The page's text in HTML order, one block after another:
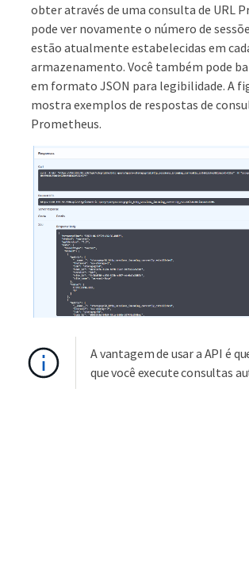
obter através de uma consulta de URL
pode ver novamente o número de
estão atualmente estabelecidas em
armazenamento. Você também pode
em formato JSON para legibilidade. A
mostra exemplos de respostas de
Prometheus.
A vantagem de usar a API é
que você execute consultas